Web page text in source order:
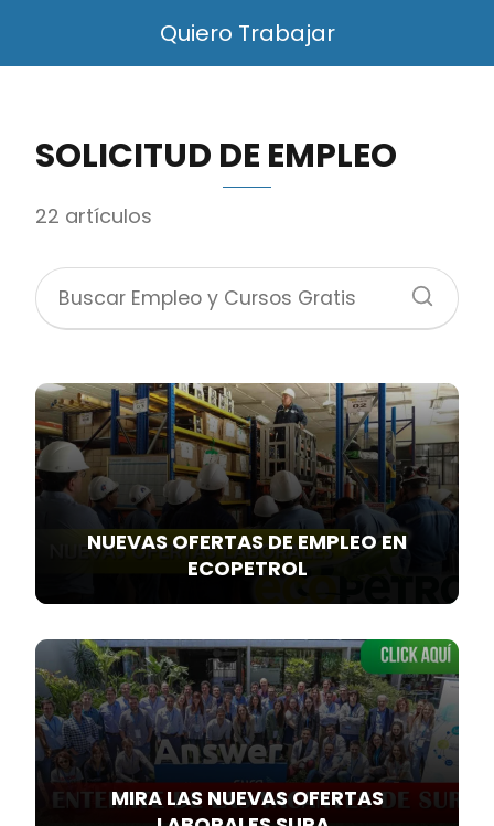
Quiero Trabajar
SOLICITUD DE EMPLEO
22 artículos
NUEVAS OFERTAS DE EMPLEO EN
ECOPETROL
MIRA LAS NUEVAS OFERTAS